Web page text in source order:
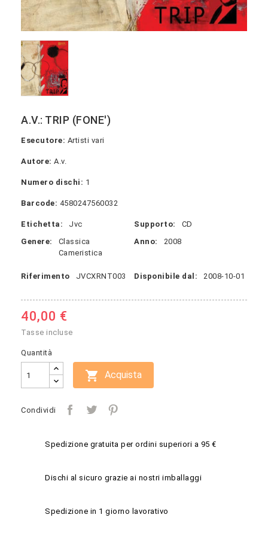
A.V.: TRIP (FONE')
Esecutore: Artisti vari
Autore: A.v.
Numero dischi: 1
Barcode: 4580247560032
Etichetta: Jvc Supporto:
CD
Genere:
Classica
Cameristica
Anno: 2008
Riferimento JVCXRNT003 Disponibile dal: 2008-10-01
40,00 €
Tasse incluse
Quantità
 Acquista
Condividi
Spedizione gratuita per ordini superiori a 95 €
Dischi al sicuro grazie ai nostri imballaggi
Spedizione in 1 giorno lavorativo